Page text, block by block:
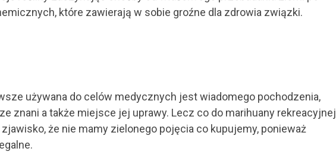
które zawierają w sobie groźne dla zdrowia związki.
używana do celów medycznych jest wiadomego pochodzenia,
znani a także miejsce jej uprawy. Lecz co do marihuany rekreacyjnej
że nie mamy zielonego pojęcia co kupujemy, ponieważ